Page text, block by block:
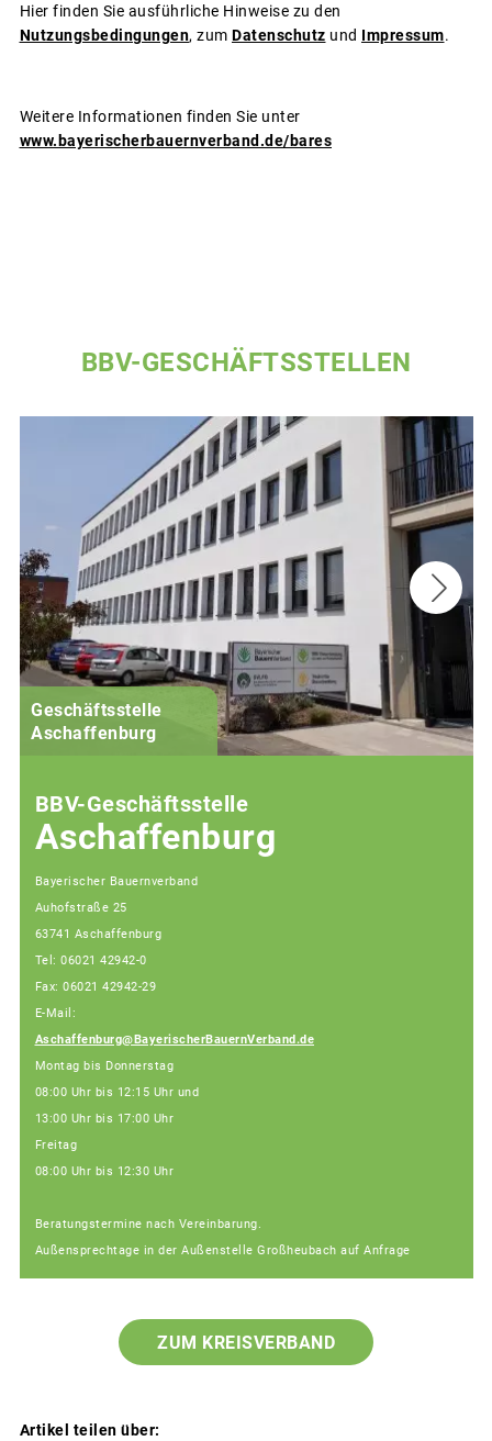
Hier finden Sie ausführliche Hinweise zu den
Nutzungsbedingungen, zum Datenschutz und Impressum.
Weitere Informationen finden Sie unter
www.bayerischerbauernverband.de/bares
BBV-GESCHÄFTSSTELLEN
Geschäftsstelle
Aschaffenburg
BBV-Geschäftsstelle
Aschaffenburg
Bayerischer Bauernverband
Auhofstraße 25
63741 Aschaffenburg
Tel: 06021 42942-0
Fax: 06021 42942-29
E-Mail:
Aschaffenburg@BayerischerBauernVerband.de
Montag bis Donnerstag
08:00 Uhr bis 12:15 Uhr und
13:00 Uhr bis 17:00 Uhr
Freitag
08:00 Uhr bis 12:30 Uhr
Beratungstermine nach Vereinbarung.
Außensprechtage in der Außenstelle Großheubach auf Anfrage
ZUM KREISVERBAND
Artikel teilen über: